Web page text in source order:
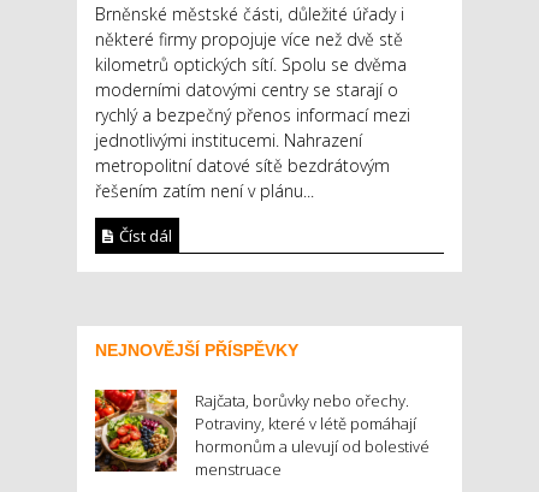
Brněnské městské části, důležité úřady i
některé firmy propojuje více než dvě stě
kilometrů optických sítí. Spolu se dvěma
moderními datovými centry se starají o
rychlý a bezpečný přenos informací mezi
jednotlivými institucemi. Nahrazení
metropolitní datové sítě bezdrátovým
řešením zatím není v plánu...
Číst dál
NEJNOVĚJŠÍ PŘÍSPĚVKY
Rajčata, borůvky nebo ořechy.
Potraviny, které v létě pomáhají
hormonům a ulevují od bolestivé
menstruace